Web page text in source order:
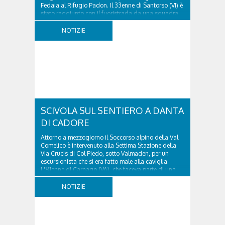
Fedaia al Rifugio Padon. Il 33enne di Santorso (VI) è
stato raggiunto con il fuoristrada da una squadra
del Soccorso alpino della Val Pettorina...
NOTIZIE
SCIVOLA SUL SENTIERO A DANTA
DI CADORE
Attorno a mezzogiorno il Soccorso alpino della Val
Comelico è intervenuto alla Settima Stazione della
Via Crucis di Col Piedo, sotto Valmaden, per un
escursionista che si era fatto male alla caviglia.
L'81enne di Carnago (VA), che faceva parte di una
comitiva e aveva riportato un trauma...
NOTIZIE